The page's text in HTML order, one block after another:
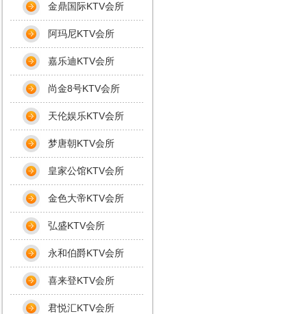
金鼎国际KTV会所
阿玛尼KTV会所
嘉乐迪KTV会所
尚金8号KTV会所
天伦娱乐KTV会所
梦唐朝KTV会所
皇家公馆KTV会所
金色大帝KTV会所
弘盛KTV会所
永和伯爵KTV会所
喜来登KTV会所
君悦汇KTV会所